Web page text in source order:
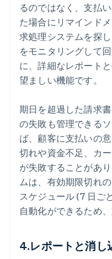
るのではなく、支払
た場合にリマインド
求処理システムを探
をモニタリングして
に、詳細なレポート
望ましい機能です。
期日を超過した請求
の失敗も管理できる
ば、顧客に支払いの
切れや資金不足、カ
が失敗することがあ
ムは、有効期限切れ
スケジュール (7 日ご
自動化ができるため
4.レポートと消し